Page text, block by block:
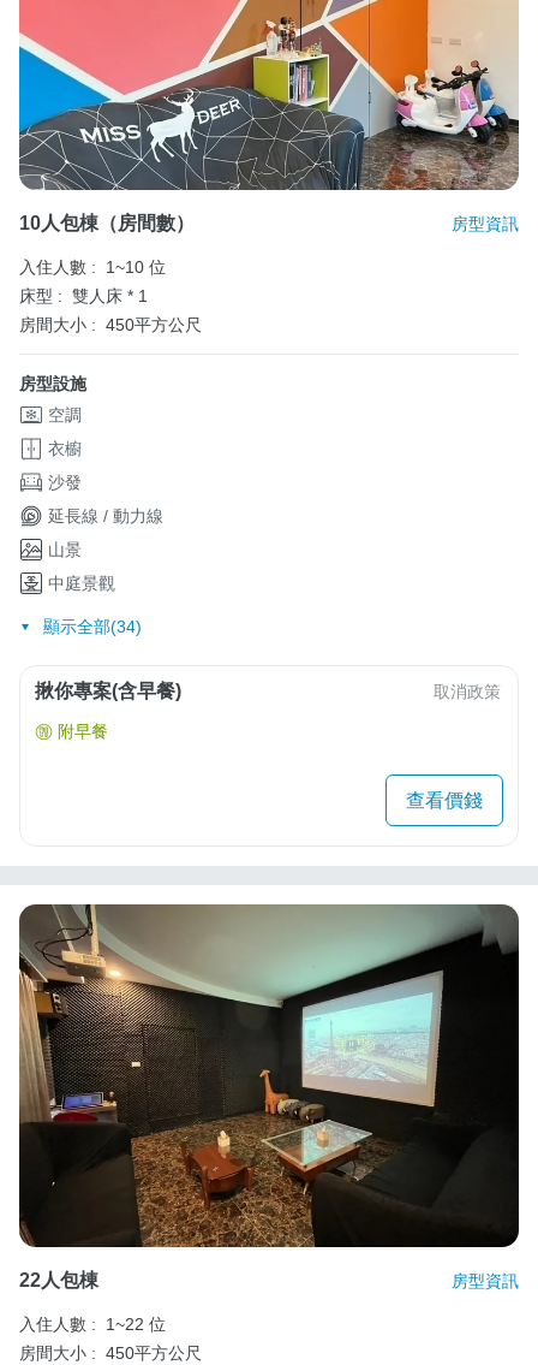
10人包棟（房間數） 房型資訊
入住人數 :
1~10 位
床型 : 雙人床 * 1
房間大小 : 450平方公尺
房型設施
空調
衣櫥
沙發
延長線 / 動力線
山景
中庭景觀
顯示全部(34)
揪你專案(含早餐) 取消政策
附早餐
查看價錢
22人包棟 房型資訊
入住人數 :
1~22 位
房間大小 : 450平方公尺